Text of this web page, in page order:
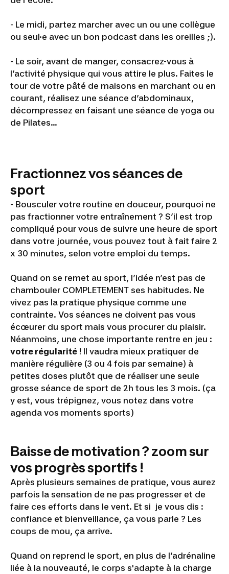
- Le midi, partez marcher avec un ou une collègue
ou seul·e avec un bon podcast dans les oreilles ;).
- Le soir, avant de manger, consacrez-vous à
l’activité physique qui vous attire le plus. Faites le
tour de votre pâté de maisons en marchant ou en
courant, réalisez une séance d’abdominaux,
décompressez en faisant une séance de yoga ou
de Pilates…
Fractionnez vos séances de
sport
- Bousculer votre routine en douceur, pourquoi ne
pas fractionner votre entraînement ? S’il est trop
compliqué pour vous de suivre une heure de sport
dans votre journée, vous pouvez tout à fait faire 2
x 30 minutes, selon votre emploi du temps.
Quand on se remet au sport, l’idée n’est pas de
chambouler COMPLETEMENT ses habitudes. Ne
vivez pas la pratique physique comme une
contrainte. Vos séances ne doivent pas vous
écœurer du sport mais vous procurer du plaisir.
Néanmoins, une chose importante rentre en jeu :
votre régularité ! Il vaudra mieux pratiquer de
manière régulière (3 ou 4 fois par semaine) à
petites doses plutôt que de réaliser une seule
grosse séance de sport de 2h tous les 3 mois. (ça
y est, vous trépignez, vous notez dans votre
agenda vos moments sports)
Baisse de motivation ? zoom sur
vos progrès sportifs !
Après plusieurs semaines de pratique, vous aurez
parfois la sensation de ne pas progresser et de
faire ces efforts dans le vent. Et si je vous dis :
confiance et bienveillance, ça vous parle ? Les
coups de mou, ça arrive.
Quand on reprend le sport, en plus de l’adrénaline
liée à la nouveauté, le corps s'adapte à la charge